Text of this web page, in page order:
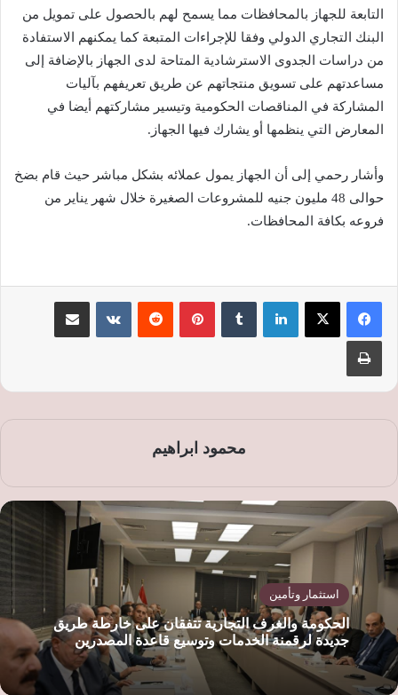
التابعة للجهاز بالمحافظات مما يسمح لهم بالحصول على تمويل من
البنك التجاري الدولي وفقا للإجراءات المتبعة كما يمكنهم الاستفادة
من دراسات الجدوى الاسترشادية المتاحة لدى الجهاز بالإضافة إلى
مساعدتهم على تسويق منتجاتهم عن طريق تعريفهم بآليات
المشاركة في المناقصات الحكومية وتيسير مشاركتهم أيضا في
المعارض التي ينظمها أو يشارك فيها الجهاز.
وأشار رحمي إلى أن الجهاز يمول عملائه بشكل مباشر حيث قام بضخ
حوالى 48 مليون جنيه للمشروعات الصغيرة خلال شهر يناير من
فروعه بكافة المحافظات.
لينكدإن بينتيريست
محمود ابراهيم
استثمار وتأمين
الحكومة والغرف التجارية تتفقان على خارطة طريق
جديدة لرقمنة الخدمات وتوسيع قاعدة المصدرين